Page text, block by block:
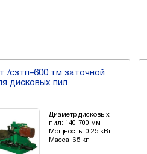
/сзтп–600 тм заточной
дисковых пил
Диаметр дисковых
пил: 140-700 мм
Мощность: 0,25 кВт
Масса: 65 кг